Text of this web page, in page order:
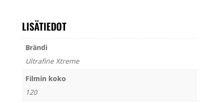
LISÄTIEDOT
Brändi
Ultrafine Xtreme
Filmin koko
120